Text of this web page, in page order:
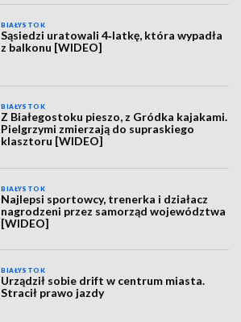
BIAŁYSTOK
Sąsiedzi uratowali 4‑latkę, która wypadła
z balkonu [WIDEO]
BIAŁYSTOK
Z Białegostoku pieszo, z Gródka kajakami.
Pielgrzymi zmierzają do supraskiego
klasztoru [WIDEO]
BIAŁYSTOK
Najlepsi sportowcy, trenerka i działacz
nagrodzeni przez samorząd województwa
[WIDEO]
BIAŁYSTOK
Urządził sobie drift w centrum miasta.
Stracił prawo jazdy